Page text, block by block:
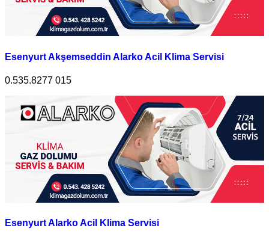
Esenyurt Akşemseddin Alarko Acil Klima Servisi
0.535.8277 015
Esenyurt Alarko Acil Klima Servisi